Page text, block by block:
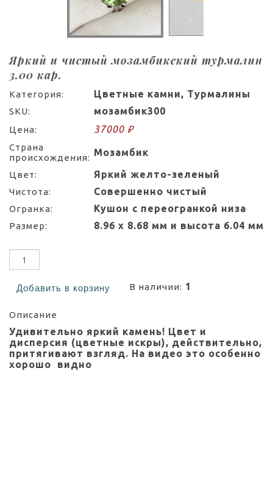
Яркий и чистый мозамбикский турмалин
3.00 кар.
Категория: Цветные камни, Турмалины
SKU: мозамбик300
Цена: 37000 ₽
Страна
происхождения: Мозамбик
Цвет: Яркий желто-зеленый
Чистота: Совершенно чистый
Огранка: Кушон с переогранкой низа
Размер: 8.96 х 8.68 мм и высота 6.04 мм
Добавить в корзину В наличии: 1
Описание
Удивительно яркий камень! Цвет и
дисперсия (цветные искры), действительно,
притягивают взгляд. На видео это особенно
хорошо видно